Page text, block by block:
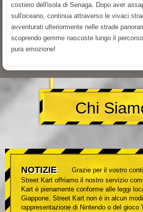
costiero dell'isola di Senaga. Dopo aver
sull'oceano, continua attraverso le vivaci
avventurati ulteriormente nelle strade
scoprendo gemme nascoste lungo il
pura emozione!
Chi
NOTIZIE
Grazie per il vostro
Street Kart offriamo il nostro servizio
Kart è pienamente conforme alle leggi
Giappone. Street Kart non è in alcun
rappresentazione di Nintendo o del gioco